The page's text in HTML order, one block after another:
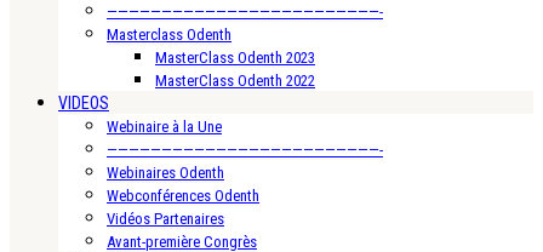
—————————————————————————-
Masterclass Odenth
MasterClass Odenth 2023
MasterClass Odenth 2022
VIDEOS
Webinaire à la Une
—————————————————————————-
Webinaires Odenth
Webconférences Odenth
Vidéos Partenaires
Avant-première Congrès